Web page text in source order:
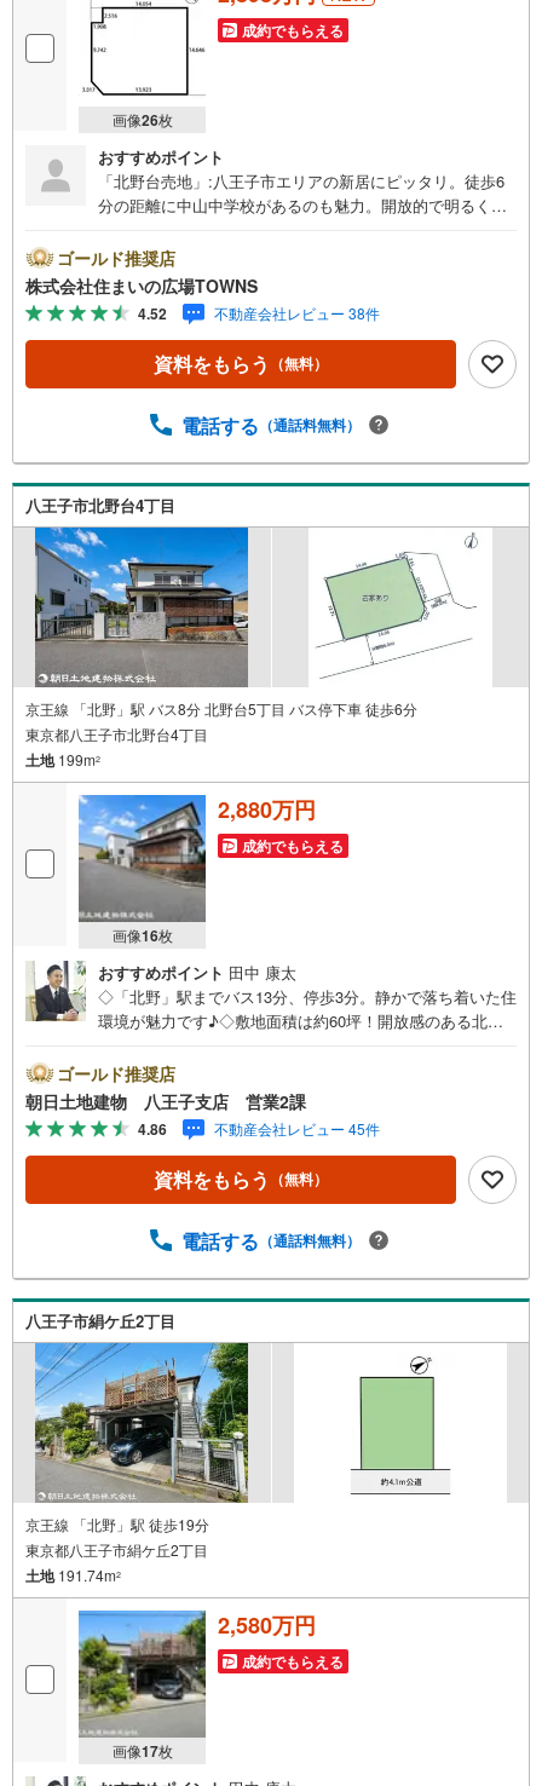
画像26枚
成約でもらえる
おすすめポイント
「北野台売地」:八王子市エリアの新居にピッタリ。徒歩6
分の距離に中山中学校があるのも魅力。開放的で明るく快
ズも高くおすすめです。住みやすい空間の条件の1つに前面
道路が6m以上あるところを入れてみては。土地の購入をお
考えの方、コチラの売地をご覧ください。土地面積は225.0
3平米（公簿）あります。買い物の際の道のりも楽になりや
すい平坦地です。【年中無休/9:00～21:00】人気物件は特
にお問い合わせが集中するため、お早めにお電話下さい。
がスムーズです。■その他、各種ご相談も承っております。
住まいの広場TOWNSからお客様へ経験豊富なスタッフが親
身になってお客様に合った物件をご紹介させて頂きます！ /
他社様掲載物件も併せてご紹介可能ですのでお気軽にお問
い合わせ下さい♪駐車場もございますので、お車でのお越
しも大歓迎です！
ゴールド推奨店
株式会社住まいの広場TOWNS
4.52 不動産会社レビュー 38件
資料をもらう （無料）
電話する （通話料無料）
八王子市北野台4丁目
京王線 「北野」駅 バス8分 北野台5丁目 バス停下車 徒歩6分
東京都八王子市北野台4丁目
土地199m2
画像16枚
2,880万円
成約でもらえる
おすすめポイント 田中 康太
◇「北野」駅までバス13分、停歩3分。静かで落ち着いた住
環境が魅力です♪◇敷地面積は約60坪！開放感のある北
り・通風ともに良好！◇高嶺小学校まで徒歩2分（約160
m）と、お子様の通学も安心の近さです♪◇スーパー「コー
プ」まで約550mと買い物に便利な立地！※バザール会場に
は、ベビーベッドや キッズスペースをご用意しておりま
す。 小さなお子様連れでも、安心してご来場ください！
資料請求、住宅ローンのご相談などお気軽にお問合せくだ
報を多数ご用意しております。インターネット、チラシな
件もご紹介可能です。 担当営業へご希望をお伝えくださ
い！■ご案内方法ご自宅へお迎え・最寄り駅等でお待ち合わ
せ、弊社へのご来社など、ご相談ください。ご希望があれ
ば周辺環境、お客様の希望に合わせた物件などもご案内を
いたします。お住まい探しは朝日土地建物（株）八王子
店 営業2課にお任せください！
ゴールド推奨店
朝日土地建物 八王子支店 営業2課
4.86 不動産会社レビュー 45件
資料をもらう （無料）
電話する （通話料無料）
八王子市絹ケ丘2丁目
京王線 「北野」駅 徒歩19分
東京都八王子市絹ケ丘2丁目
土地191.74m2
画像17枚
2,580万円
成約でもらえる